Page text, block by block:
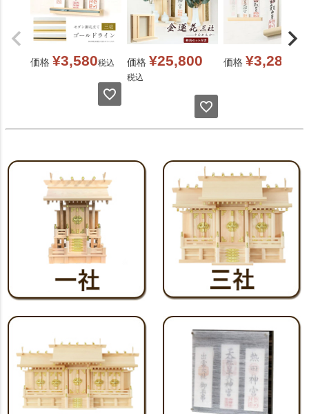
価格 ¥3,580税込 価格 ¥25,800
税込
価格 ¥3,280